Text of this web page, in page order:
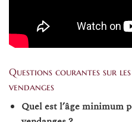
Questions courantes sur
vendanges
Quel est l’âge minimum